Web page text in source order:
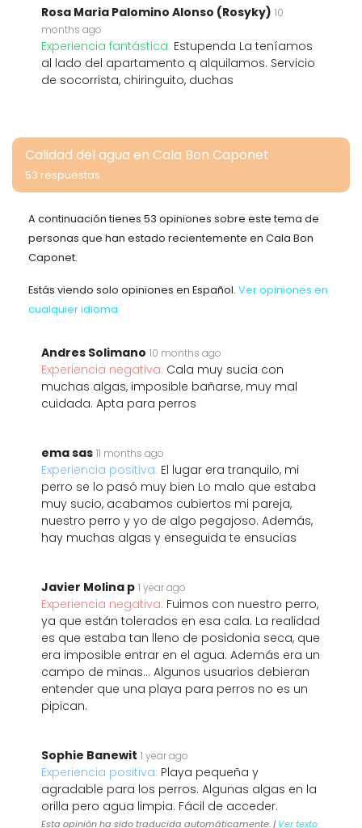
Rosa Maria Palomino Alonso (Rosyky) 10
months ago
Experiencia fantástica: Estupenda La teníamos
al lado del apartamento q alquilamos. Servicio
de socorrista, chiringuito, duchas
Calidad del agua en Cala Bon Caponet
53 respuestas
A continuación tienes 53 opiniones sobre este tema de
personas que han estado recientemente en Cala Bon
Caponet.
Estás viendo solo opiniones en Español. Ver opiniones en
cualquier idioma
Andres Solimano 10 months ago
Experiencia negativa: Cala muy sucia con
muchas algas, imposible bañarse, muy mal
cuidada. Apta para perros
ema sas 11 months ago
Experiencia positiva: El lugar era tranquilo, mi
perro se lo pasó muy bien Lo malo que estaba
muy sucio, acabamos cubiertos mi pareja,
nuestro perro y yo de algo pegajoso. Además,
hay muchas algas y enseguida te ensucias
Javier Molina p 1 year ago
Experiencia negativa: Fuimos con nuestro perro,
ya que están tolerados en esa cala. La realidad
es que estaba tan lleno de posidonia seca, que
era imposible entrar en el agua. Además era un
campo de minas... Algunos usuarios debieran
entender que una playa para perros no es un
pipican.
Sophie Banewit 1 year ago
Experiencia positiva: Playa pequeña y
agradable para los perros. Algunas algas en la
orilla pero agua limpia. Fácil de acceder.
Esta opinión ha sido traducida automáticamente. | Ver texto